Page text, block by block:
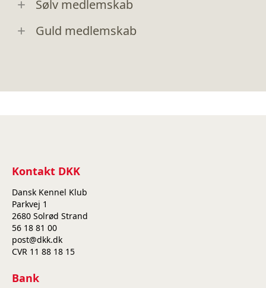
Sølv medlemskab
Guld medlemskab
Kontakt DKK
Dansk Kennel Klub
Parkvej 1
2680 Solrød Strand
56 18 81 00
post@dkk.dk
CVR 11 88 18 15
Bank